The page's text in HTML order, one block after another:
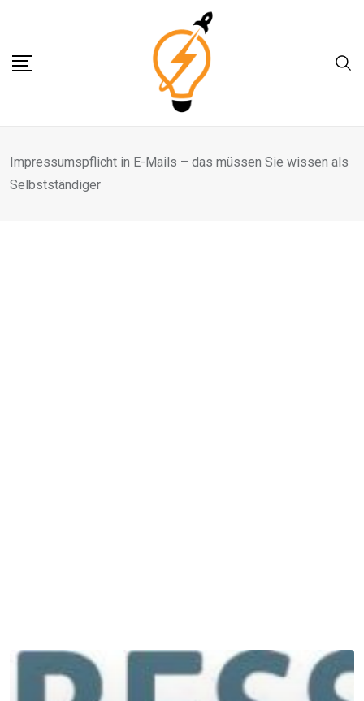
content
Impressumspflicht in E-Mails – das müssen Sie wissen als
Selbstständiger